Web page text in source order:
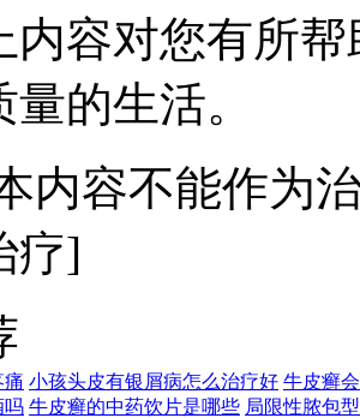
内容对您有所
的生活。
内容不能作为
疗]
痛 小孩头皮有银屑病怎么治疗好 牛皮癣
吗 牛皮癣的中药饮片是哪些 局限性脓包